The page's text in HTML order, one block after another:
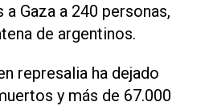
Gaza a 240 personas,
de argentinos.
represalia ha dejado
y más de 67.000